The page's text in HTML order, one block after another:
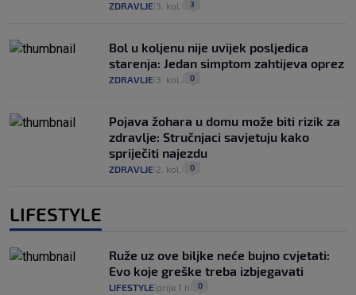
ZDRAVLJE 3. kol. 3
Bol u koljenu nije uvijek posljedica
starenja: Jedan simptom zahtijeva oprez
ZDRAVLJE 3. kol. 0
Pojava žohara u domu može biti rizik za
zdravlje: Stručnjaci savjetuju kako
spriječiti najezdu
ZDRAVLJE 2. kol. 0
LIFESTYLE
Ruže uz ove biljke neće bujno cvjetati:
Evo koje greške treba izbjegavati
LIFESTYLE prije 1 h 0